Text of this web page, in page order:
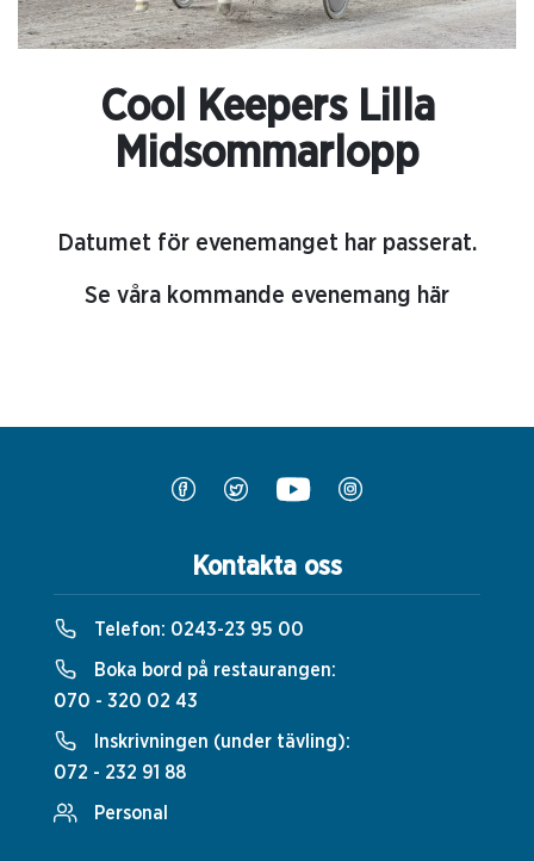
Cool Keepers Lilla
Midsommarlopp
Datumet för evenemanget har passerat.
Se våra kommande evenemang här
Kontakta oss
Telefon: 0243-23 95 00
Boka bord på restaurangen:
070 - 320 02 43
Inskrivningen (under tävling):
072 - 232 91 88
Personal